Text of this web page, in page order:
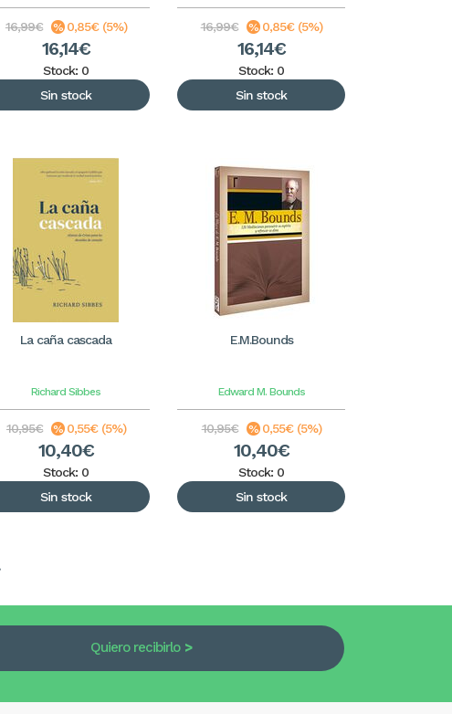
16,99€ 0,85€ (5%)
16,14€
Stock: 0
Sin stock
16,99€ 0,85€ (5%)
16,14€
Stock: 0
Sin stock
La caña cascada
Richard Sibbes
10,95€ 0,55€ (5%)
10,40€
Stock: 0
Sin stock
E.M.Bounds
Edward M. Bounds
10,95€ 0,55€ (5%)
10,40€
Stock: 0
Sin stock
Quiero recibirlo